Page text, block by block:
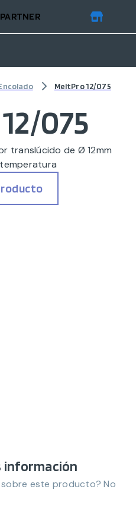
MeltPro 12/075
075
translúcido de Ø 12mm
información
este producto? No